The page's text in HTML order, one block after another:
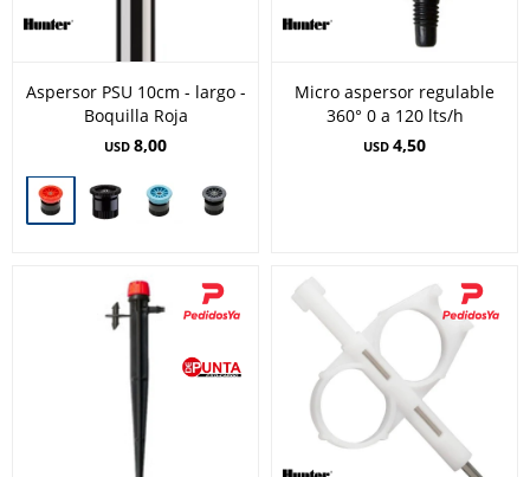
Aspersor PSU 10cm - largo -
Boquilla Roja
USD 8,00
Micro aspersor regulable
360° 0 a 120 lts/h
USD 4,50